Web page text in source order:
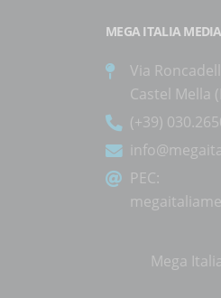
MEGA ITALIA
Via
Castel Mella
(+39)
PEC:
Mega